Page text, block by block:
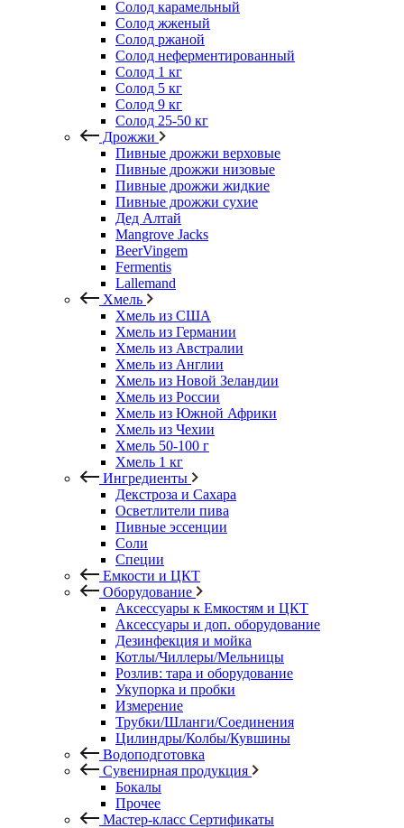
Солод карамельный
Солод жженый
Солод ржаной
Солод неферментированный
Солод 1 кг
Солод 5 кг
Солод 9 кг
Солод 25-50 кг
Дрожжи
Пивные дрожжи верховые
Пивные дрожжи низовые
Пивные дрожжи жидкие
Пивные дрожжи сухие
Дед Алтай
Mangrove Jacks
BeerVingem
Fermentis
Lallemand
Хмель
Хмель из США
Хмель из Германии
Хмель из Австралии
Хмель из Англии
Хмель из Новой Зеландии
Хмель из России
Хмель из Южной Африки
Хмель из Чехии
Хмель 50-100 г
Хмель 1 кг
Ингредиенты
Декстроза и Сахара
Осветлители пива
Пивные эссенции
Соли
Специи
Емкости и ЦКТ
Оборудование
Аксессуары к Емкостям и ЦКТ
Аксессуары и доп. оборудование
Дезинфекция и мойка
Котлы/Чиллеры/Мельницы
Розлив: тара и оборудование
Укупорка и пробки
Измерение
Трубки/Шланги/Соединения
Цилиндры/Колбы/Кувшины
Водоподготовка
Сувенирная продукция
Бокалы
Прочее
Мастер-класс Сертификаты